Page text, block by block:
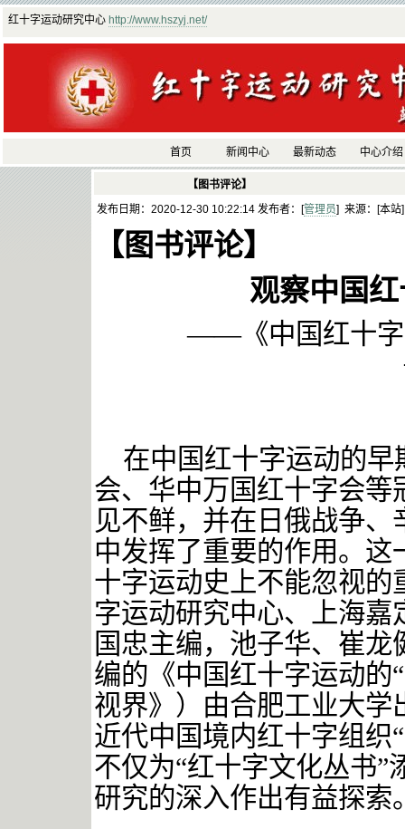
红十字运动研究中心 http://www.hszyj.net/
首页 新闻中心 最新动态 中心介绍
【图书评论】
发布日期：2020-12-30 10:22:14 发布者：[管理员] 来源：[本站
【图书评论】
观察中国
——《中国红十字
在中国红十字运动的
会、华中万国红十字会等
见不鲜，并在日俄战争
中发挥了重要的作用。这
十字运动史上不能忽视的
字运动研究中心、上海
国忠主编，池子华、崔
编的《中国红十字运动的
视界》）由合肥工业大
近代中国境内红十字组织
不仅为“红十字文化丛书
研究的深入作出有益探索